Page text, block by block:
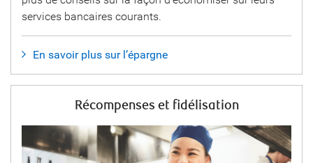
services bancaires courants.
En savoir plus sur l’épargne
Récompenses et fidélisation